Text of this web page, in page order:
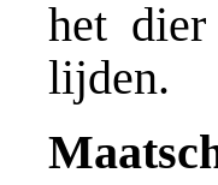
het
lijden.